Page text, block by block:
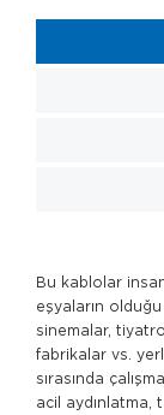
Bu kablolar
eşyaların olduğu
sinemalar,
fabrikalar vs.
sırasında
acil aydınlatma,